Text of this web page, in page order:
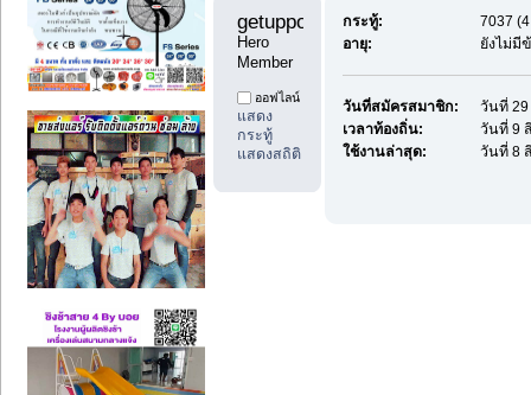
getuppost11
Hero
Member
ออฟไลน์
แสดง
กระทู้
แสดงสถิติ
กระทู้:
7037
อายุ:
ยังไม่มี
วันที่สมัครสมาชิก:
วันที่ 29
เวลาท้องถิ่น:
วันที่ 9
ใช้งานล่าสุด:
วันที่ 8